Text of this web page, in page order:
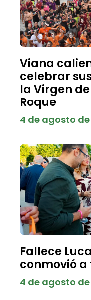
Viana
celebrar
la Virgen
Roque
4 de agosto de
Fallece
conmovió
4 de agosto de